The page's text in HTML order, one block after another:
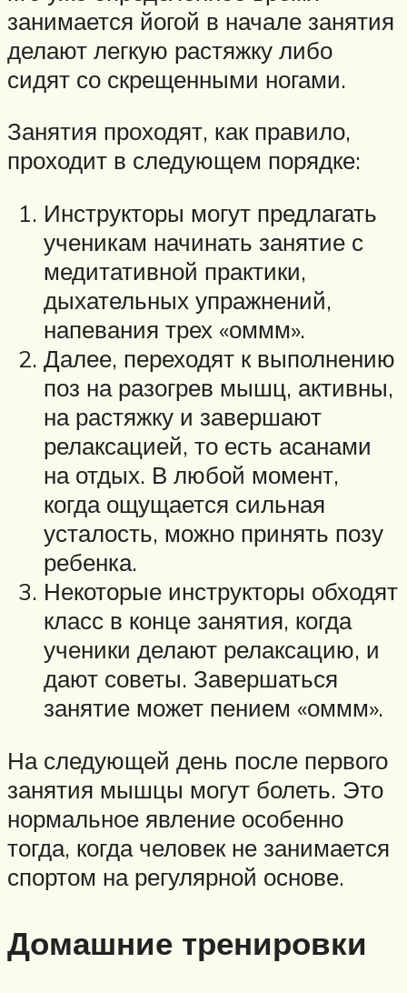
занимается йогой в начале занятия
делают легкую растяжку либо
сидят со скрещенными ногами.
Занятия проходят, как правило,
проходит в следующем порядке:
Инструкторы могут предлагать
ученикам начинать занятие с
медитативной практики,
дыхательных упражнений,
напевания трех «оммм».
Далее, переходят к выполнению
поз на разогрев мышц, активны,
на растяжку и завершают
релаксацией, то есть асанами
на отдых. В любой момент,
когда ощущается сильная
усталость, можно принять позу
ребенка.
Некоторые инструкторы обходят
класс в конце занятия, когда
ученики делают релаксацию, и
дают советы. Завершаться
занятие может пением «оммм».
На следующей день после первого
занятия мышцы могут болеть. Это
нормальное явление особенно
тогда, когда человек не занимается
спортом на регулярной основе.
Домашние тренировки